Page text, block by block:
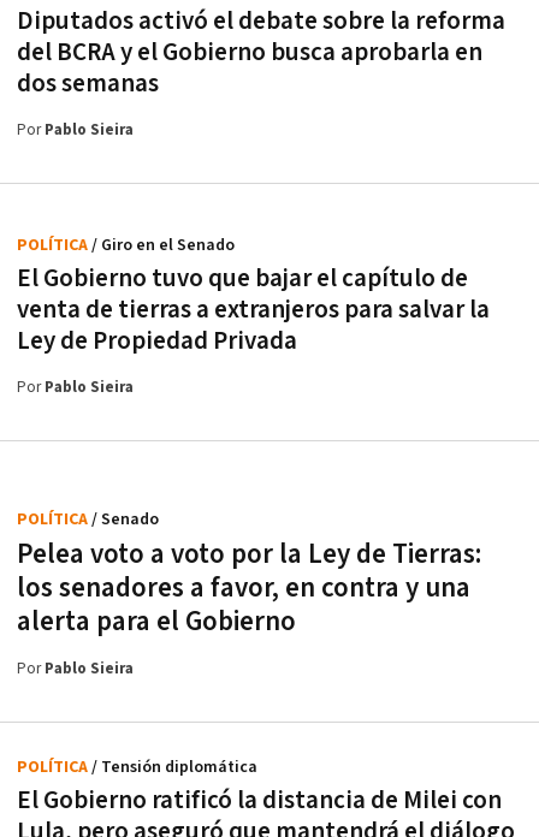
Diputados activó el debate sobre la reforma
del BCRA y el Gobierno busca aprobarla en
dos semanas
PorPablo Sieira
El Gobierno tuvo que bajar el capítulo de
venta de tierras a extranjeros para salvar la
Ley de Propiedad Privada
POLÍTICA/ Giro en el Senado
PorPablo Sieira
Pelea voto a voto por la Ley de Tierras:
los senadores a favor, en contra y una
alerta para el Gobierno
POLÍTICA/ Senado
PorPablo Sieira
El Gobierno ratificó la distancia de Milei con
POLÍTICA/ Tensión diplomática